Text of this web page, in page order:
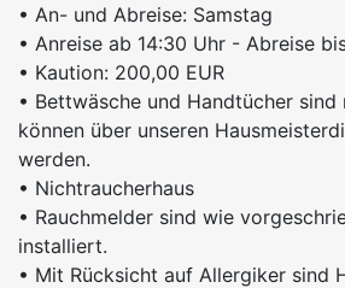
• An- und Abreise: Samstag
• Anreise ab 14:30 Uhr - Abreise
• Kaution: 200,00 EUR
• Bettwäsche und Handtücher
können über unseren
werden.
• Nichtraucherhaus
• Rauchmelder sind wie
installiert.
• Mit Rücksicht auf Allergiker sind